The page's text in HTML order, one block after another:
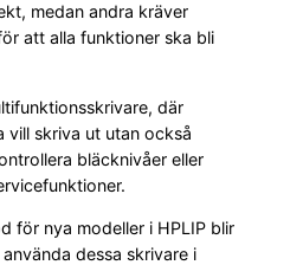
medan andra kräver
att alla funktioner ska bli
där
vill skriva ut utan också
bläcknivåer eller
för nya modeller i HPLIP blir
dessa skrivare i